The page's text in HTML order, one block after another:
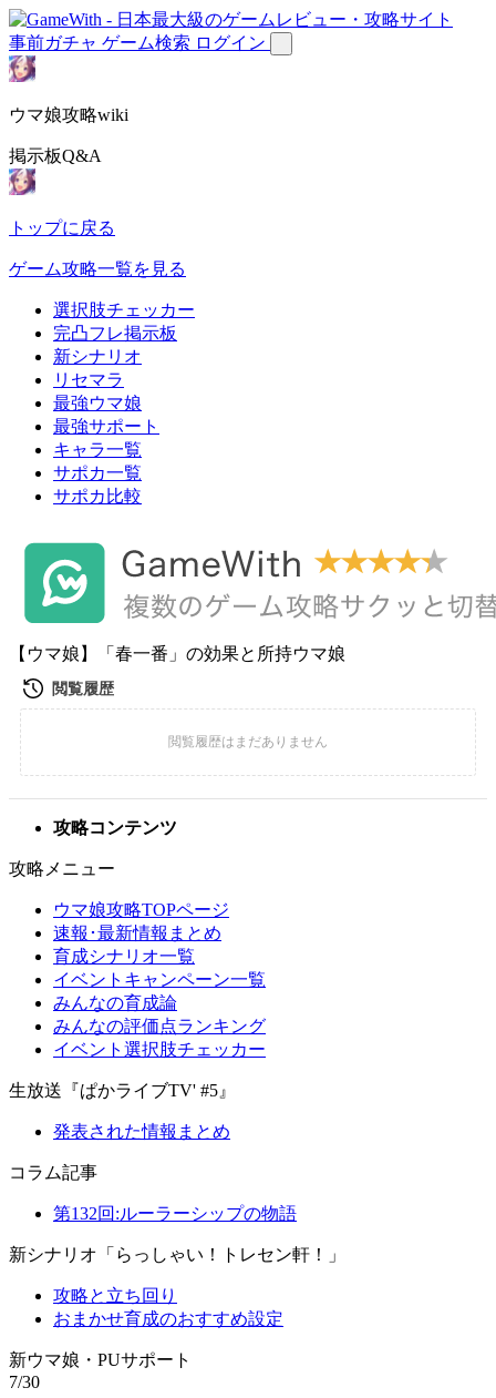
事前ガチャ ゲーム検索 ログイン
ウマ娘攻略wiki
掲示板Q&A
トップに戻る
ゲーム攻略一覧を見る
選択肢チェッカー
完凸フレ掲示板
新シナリオ
リセマラ
最強ウマ娘
最強サポート
キャラ一覧
サポカ一覧
サポカ比較
【ウマ娘】「春一番」の効果と所持ウマ娘
攻略コンテンツ
攻略メニュー
ウマ娘攻略TOPページ
速報･最新情報まとめ
育成シナリオ一覧
イベントキャンペーン一覧
みんなの育成論
みんなの評価点ランキング
イベント選択肢チェッカー
生放送『ぱかライブTV' #5』
発表された情報まとめ
コラム記事
第132回:ルーラーシップの物語
新シナリオ「らっしゃい！トレセン軒！」
攻略と立ち回り
おまかせ育成のおすすめ設定
新ウマ娘・PUサポート
7/30